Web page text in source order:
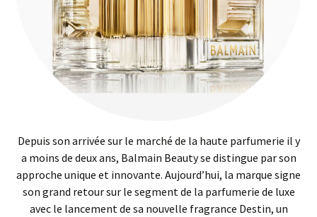
Depuis son arrivée sur le marché de la haute parfumerie il y
a moins de deux ans, Balmain Beauty se distingue par son
approche unique et innovante. Aujourd’hui, la marque signe
son grand retour sur le segment de la parfumerie de luxe
avec le lancement de sa nouvelle fragrance Destin, un